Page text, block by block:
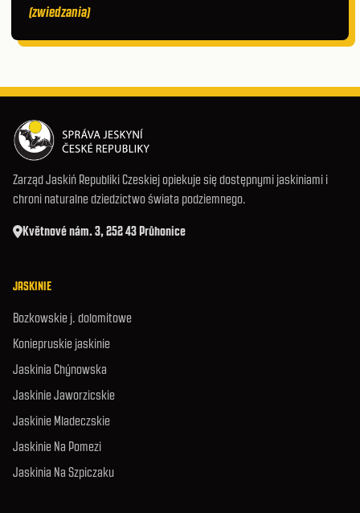
(zwiedzania)
Zarząd Jaskiń Republiki Czeskiej opiekuje się dostępnymi jaskiniami i
chroni naturalne dziedzictwo świata podziemnego.
Květnové nám. 3, 252 43 Průhonice
JASKINIE
Bozkowskie j. dolomitowe
Koniepruskie jaskinie
Jaskinia Chýnowska
Jaskinie Jaworzicskie
Jaskinie Mladeczskie
Jaskinie Na Pomezi
Jaskinia Na Szpiczaku